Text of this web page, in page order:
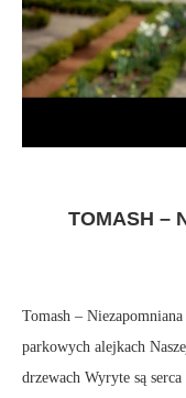
TOMASH –
Tomash –
parkowych alejkach
drzewach Wyryte są